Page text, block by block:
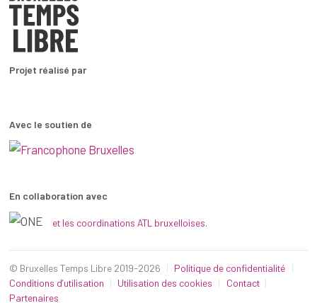
Projet réalisé par
Avec le soutien de
En collaboration avec
et les coordinations ATL bruxelloises.
© Bruxelles Temps Libre 2019-2026
Politique de confidentialité
Conditions d’utilisation
Utilisation des cookies
Contact
Partenaires